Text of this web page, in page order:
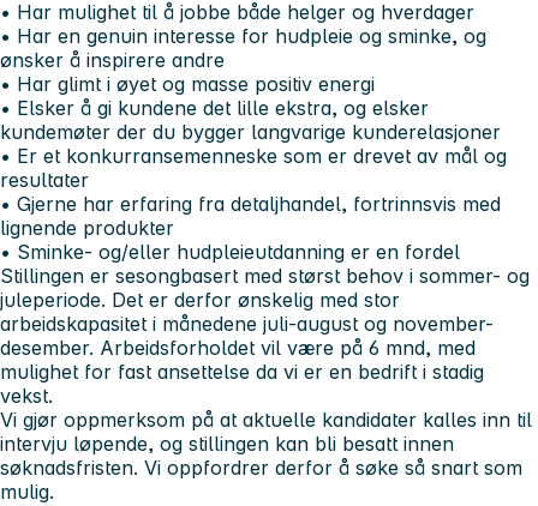
• Har mulighet til å jobbe både helger og hverdager
• Har en genuin interesse for hudpleie og sminke, og
ønsker å inspirere andre
• Har glimt i øyet og masse positiv energi
• Elsker å gi kundene det lille ekstra, og elsker
kundemøter der du bygger langvarige kunderelasjoner
• Er et konkurransemenneske som er drevet av mål og
resultater
• Gjerne har erfaring fra detaljhandel, fortrinnsvis med
lignende produkter
• Sminke- og/eller hudpleieutdanning er en fordel
Stillingen er sesongbasert med størst behov i sommer- og
juleperiode. Det er derfor ønskelig med stor
arbeidskapasitet i månedene juli-august og november-
desember. Arbeidsforholdet vil være på 6 mnd, med
mulighet for fast ansettelse da vi er en bedrift i stadig
vekst.
Vi gjør oppmerksom på at aktuelle kandidater kalles inn til
intervju løpende, og stillingen kan bli besatt innen
søknadsfristen. Vi oppfordrer derfor å søke så snart som
mulig.